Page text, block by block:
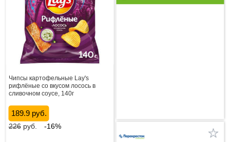
Чипсы картофельные Lay's
рифлёные со вкусом лосось в
сливочном соусе, 140г
189.9 руб.
226руб. -16%